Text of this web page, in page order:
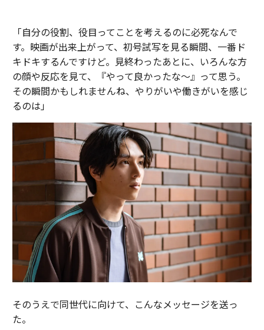
「自分の役割、役目ってことを考えるのに必死なんで
す。映画が出来上がって、初号試写を見る瞬間、一番ド
キドキするんですけど。見終わったあとに、いろんな方
の顔や反応を見て、『やって良かったな～』って思う。
その瞬間かもしれませんね、やりがいや働きがいを感じ
るのは」
そのうえで同世代に向けて、こんなメッセージを送っ
た。